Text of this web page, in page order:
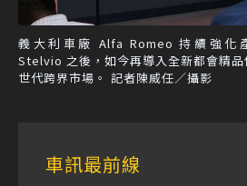
義大利車廠 Alfa Romeo 持續強化
Stelvio 之後，如今再導入全新都會精
世代跨界市場。 記者陳威任／攝影
車訊最前線